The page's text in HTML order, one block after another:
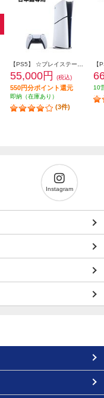
55,000円 (税込)
550円分ポイント還元
即納（在庫あり）
(3件)
10
Instagram